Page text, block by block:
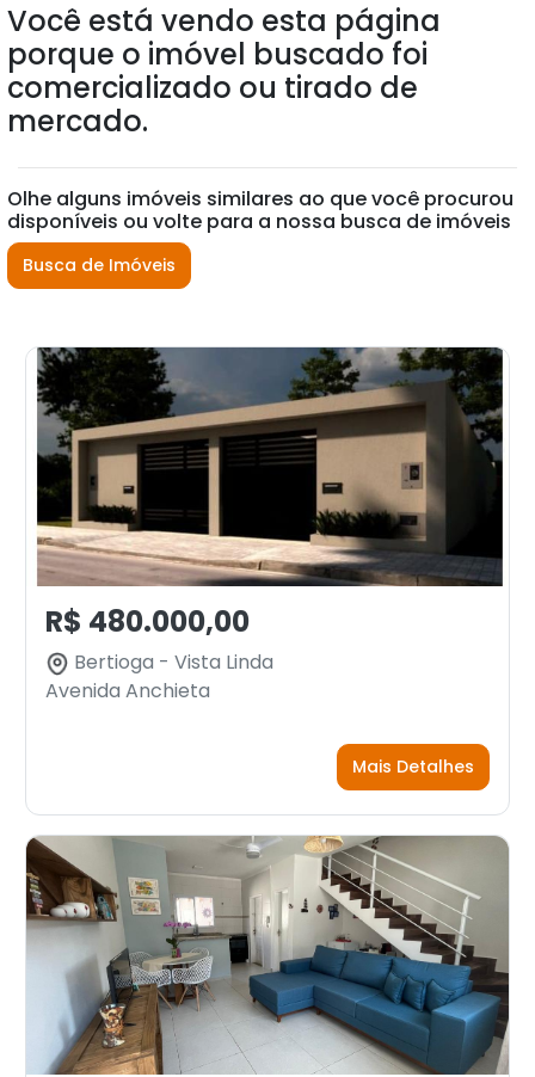
Você está vendo esta página
porque o imóvel buscado foi
comercializado ou tirado de
mercado.
Olhe alguns imóveis similares ao que você procurou
disponíveis ou volte para a nossa busca de imóveis
Busca de Imóveis
R$ 480.000,00
Bertioga - Vista Linda
Avenida Anchieta
Mais Detalhes